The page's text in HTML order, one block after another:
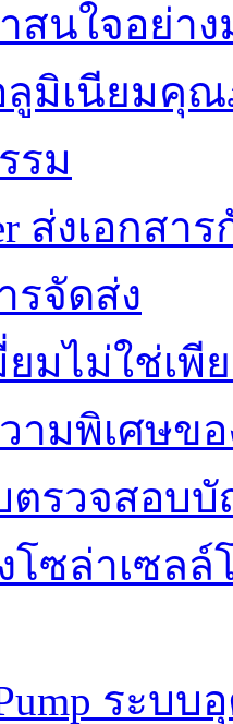
สนใจอย่าง
ลูมิเนียมคุ
รม
ส่งเอกส
รจัดส่ง
ยมไม่ใช่เพี
ามพิเศษข
ตรวจสอบ
โซล่าเซลล์
Pump ระบ